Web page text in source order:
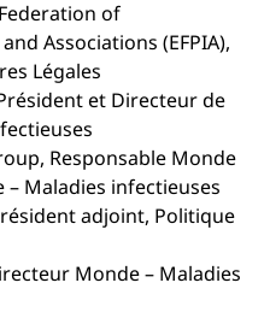
of
Associations (EFPIA),
Légales
et Directeur de
Responsable Monde
Maladies infectieuses
adjoint, Politique
Monde – Maladies